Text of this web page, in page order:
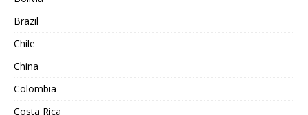
Brazil
Chile
China
Colombia
Costa Rica